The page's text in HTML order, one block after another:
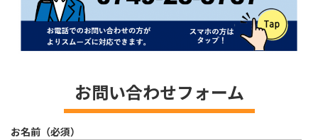
お問い合わせフォーム
お名前（必須）